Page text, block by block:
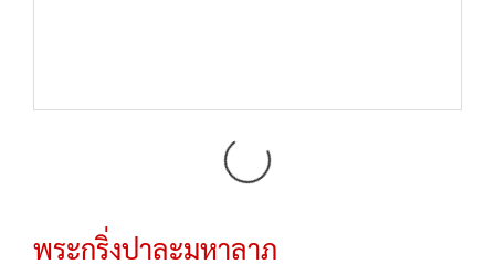
พระกริ่งปาละมหาลาภ